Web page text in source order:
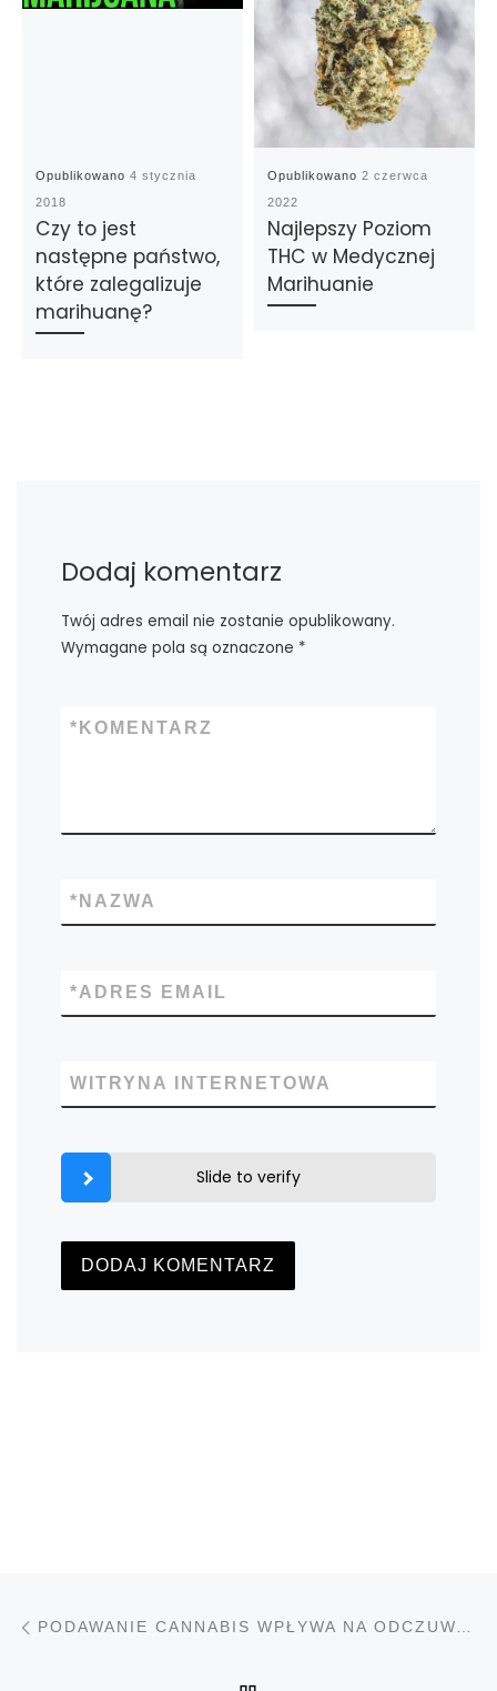
Opublikowano4 stycznia
2018
Czy to jest
następne państwo,
które zalegalizuje
marihuanę?
Opublikowano2 czerwca
2022
Najlepszy Poziom
THC w Medycznej
Marihuanie
Dodaj komentarz
Twój adres email nie zostanie opublikowany.
Wymagane pola są oznaczone *
KOMENTARZ
*
NAZWA
*
ADRES EMAIL
*
WITRYNA INTERNETOWA
Slide to verify
Nawigacja wpisu PODAWANIE CANNABIS WPŁYWA NA ODCZUWANIE BÓLU